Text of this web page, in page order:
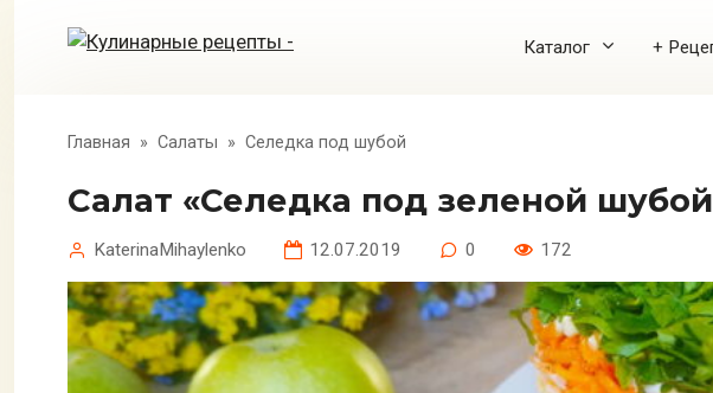
Каталог +
Главная » Салаты » Селедка под шубой
Салат «Селедка под зеленой
KaterinaMihaylenko 12.07.2019 0 172